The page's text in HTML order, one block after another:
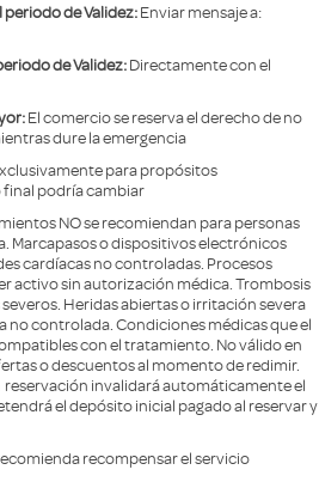
de Validez:Enviar mensaje a:
de Validez:Directamente con el
El comercio se reserva el derecho de no
dure la emergencia
para propósitos
podría cambiar
NO se recomiendan para personas
Marcapasos o dispositivos electrónicos
cardíacas no controladas. Procesos
activo sin autorización médica. Trombosis
Heridas abiertas o irritación severa
no controlada. Condiciones médicas que el
con el tratamiento. No válido en
o descuentos al momento de redimir.
reservación invalidará automáticamente el
el depósito inicial pagado al reservar y
recompensar el servicio